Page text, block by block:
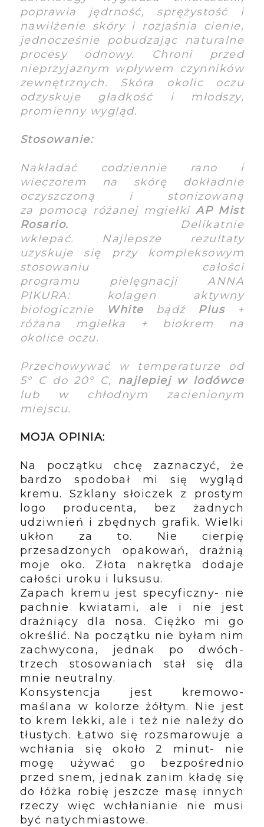
poprawia jędrność, sprężystość i
nawilżenie skóry i rozjaśnia cienie,
jednocześnie pobudzając naturalne
procesy odnowy. Chroni przed
nieprzyjaznym wpływem czynników
zewnętrznych. Skóra okolic oczu
odzyskuje gładkość i młodszy,
promienny wygląd.
Stosowanie:
Nakładać codziennie rano i
wieczorem na skórę dokładnie
oczyszczoną i stonizowaną
za pomocą różanej mgiełkiAP Mist
Rosario. Delikatnie
wklepać. Najlepsze rezultaty
uzyskuje się przy kompleksowym
stosowaniu całości
programu pielęgnacji ANNA
PIKURA: kolagen aktywny
biologicznie
White bądź Plus+
różana mgiełka + biokrem na
okolice oczu.
Przechowywać w temperaturze od
5° C do 20° C, najlepiej w lodówce
lub w chłodnym zacienionym
miejscu.
MOJA OPINIA:
Na początku chcę zaznaczyć, że
bardzo spodobał mi się wygląd
kremu. Szklany słoiczek z prostym
logo producenta, bez żadnych
udziwnień i zbędnych grafik. Wielki
ukłon za to. Nie cierpię
przesadzonych opakowań, drażnią
moje oko. Złota nakrętka dodaje
całości uroku i luksusu.
Zapach kremu jest specyficzny- nie
pachnie kwiatami, ale i nie jest
drażniący dla nosa. Ciężko mi go
określić. Na początku nie byłam nim
zachwycona, jednak po dwóch-
trzech stosowaniach stał się dla
mnie neutralny.
Konsystencja jest kremowo-
maślana w kolorze żółtym. Nie jest
to krem lekki, ale i też nie należy do
tłustych. Łatwo się rozsmarowuje a
wchłania się około 2 minut- nie
mogę używać go bezpośrednio
przed snem, jednak zanim kładę się
do łóżka robię jeszcze masę innych
rzeczy więc wchłanianie nie musi
być natychmiastowe.